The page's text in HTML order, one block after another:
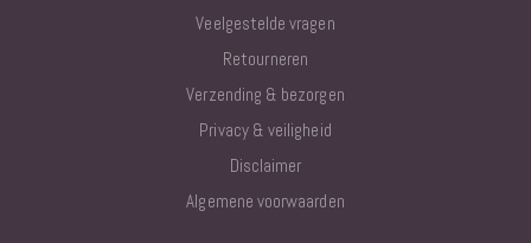
Veelgestelde vragen
Retourneren
Verzending & bezorgen
Privacy & veiligheid
Disclaimer
Algemene voorwaarden